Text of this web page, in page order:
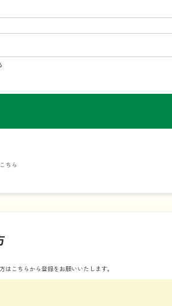
ちら
はこちらから登録をお願いいたします。